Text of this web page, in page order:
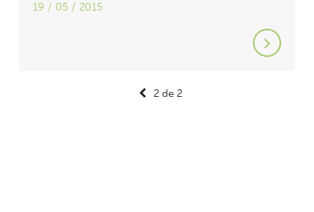
19 / 05 / 2015
2 de 2